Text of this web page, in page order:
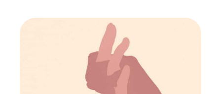
“libération sexuelle” et un “soulagement” pour
de nombreuses femmes.Pour autant, quels
sont les changements psychologiques ? Les
changements pour la sexualité sont-ils avérés
? Si oui, comment s’adapter ?Point positifs et
points négatifs : Mia fait le point sur la